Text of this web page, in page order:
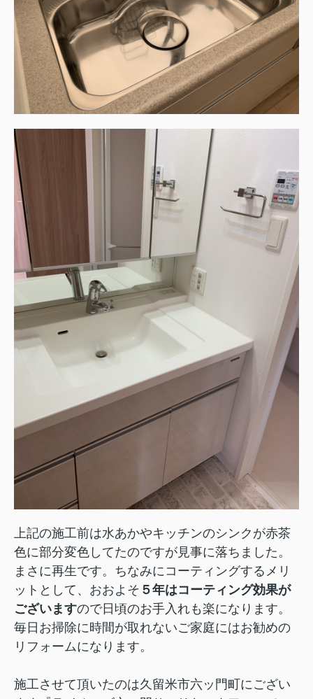
上記の施工前は水あかやキッチンのシンクが赤茶
色に部分変色してたのですが見事に落ちました。
まさに再生です。ちなみにコーティングするメリ
ットとして、おおよそ ５年はコーティング効果が
ございますので日頃のお手入れも楽になります。
毎日お掃除に時間が取れないご家庭にはお勧めの
リフォームになります。
施工させて頂いたのは久留米市六ッ門町にござい